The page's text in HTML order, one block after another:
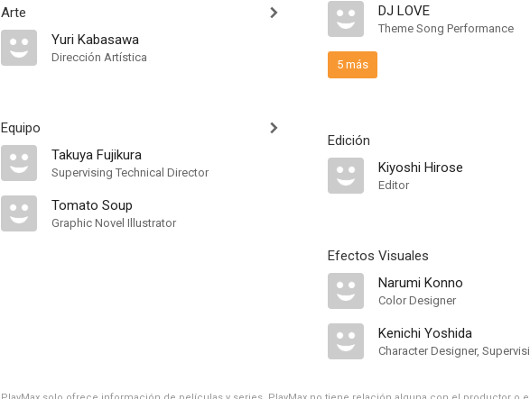
Arte
Yuri Kabasawa
Dirección Artística
Equipo
Takuya Fujikura
Supervising Technical Director
Tomato Soup
Graphic Novel Illustrator
DJ LOVE
Theme Song Performance
5 más
Edición
Kiyoshi Hirose
Editor
Efectos Visuales
Narumi Konno
Color Designer
Kenichi Yoshida
Character Designer,